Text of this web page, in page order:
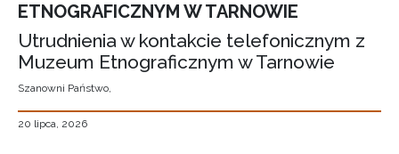
ETNOGRAFICZNYM W TARNOWIE
Utrudnienia w kontakcie telefonicznym z
Muzeum Etnograficznym w Tarnowie
Szanowni Państwo,
20 lipca, 2026